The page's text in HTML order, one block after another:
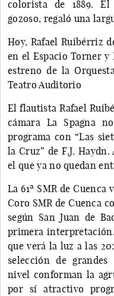
colorista de 1889.
gozoso, regaló una
Hoy, Rafael Ruibérriz
en el Espacio Torner y
estreno de la
Teatro Auditorio
El flautista Rafael
cámara La Spagna
programa con “Las
la Cruz” de F.J.
el que ya no quedan
La 61ª SMR de
Coro SMR de Cuenca
según San Juan de
primera
que verá la luz a las
selección de
nivel conforman la
por sí atractivo